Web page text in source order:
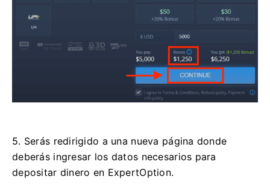
5. Serás redirigido a una nueva página donde
deberás ingresar los datos necesarios para
depositar dinero en ExpertOption.